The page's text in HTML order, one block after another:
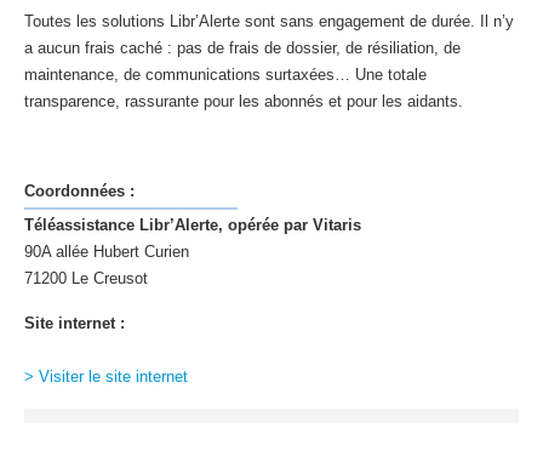
Toutes les solutions Libr’Alerte sont sans engagement de durée. Il n’y
a aucun frais caché : pas de frais de dossier, de résiliation, de
maintenance, de communications surtaxées… Une totale
transparence, rassurante pour les abonnés et pour les aidants.
Coordonnées :
Téléassistance Libr’Alerte, opérée par Vitaris
90A allée Hubert Curien
71200 Le Creusot
Site internet :
> Visiter le site internet